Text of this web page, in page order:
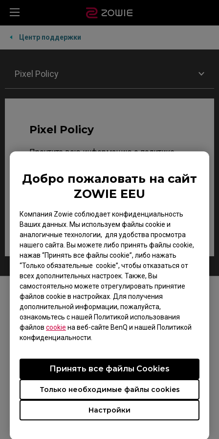
Добро пожаловать на сайт
ZOWIE EEU
Компания Zowie соблюдает конфиденциальность
Ваших данных. Мы используем файлы cookie и
аналогичные технологии, для удобства просмотра
нашего сайта. Вы можете либо принять файлы cookie,
нажав “Принять все файлы cookie”, либо нажать
“Только обязательные cookie”, чтобы отказаться от
всех дополнительных настроек. Также, Вы
самостоятельно можете отрегулировать принятие
файлов cookie в настройках. Для получения
дополнительной информации, пожалуйста,
ознакомьтесь с нашей Политикой использования
файлов cookie на веб-сайте BenQ и нашей Политикой
конфиденциальности.
Настройки
Только необходимые файлы cookies
Принять все файлы Сookies
Центр поддержки
Pixel Policy
Pixel Policy
Прочтите всю информацию о политике
здесь:
https://www.benq.eu/ru-
ru/support/registration-
warranty/product-specific.html
МЫ В СОЦСЕТЯХ
ГДЕ КУПИТЬ
ZOWIE ВКонтакте
ZOWIE Яндекс Дзен